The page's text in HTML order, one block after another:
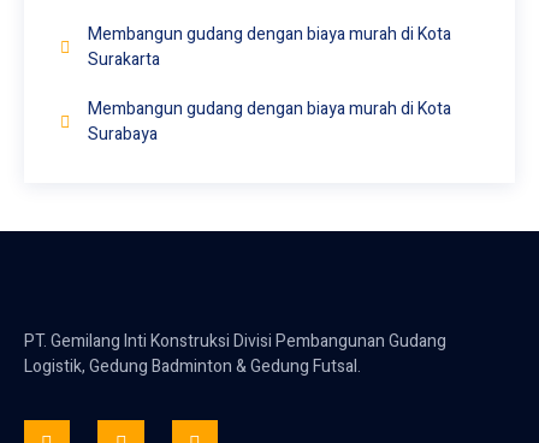
Membangun gudang dengan biaya murah di Kota
Surakarta
Membangun gudang dengan biaya murah di Kota
Surabaya
PT. Gemilang Inti Konstruksi Divisi Pembangunan Gudang
Logistik, Gedung Badminton & Gedung Futsal.